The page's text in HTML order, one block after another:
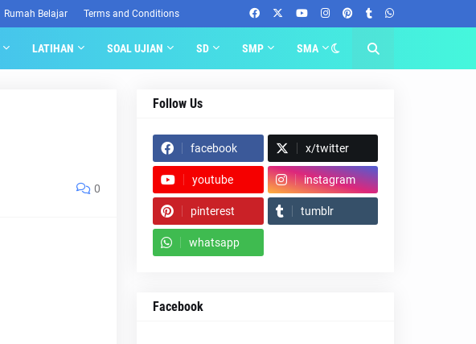
Rumah Belajar Terms and Conditions
LATIHAN SOAL UJIAN SD SMP SMA
0
Follow Us
facebook x/twitter
youtube instagram
pinterest tumblr
whatsapp
Facebook